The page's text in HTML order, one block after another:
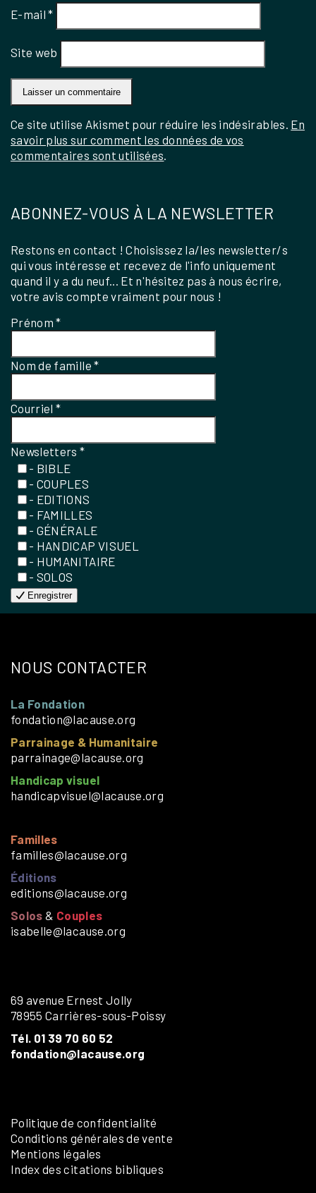
E-mail*
Site web
Ce site utilise Akismet pour réduire les indésirables. En
savoir plus sur comment les données de vos
commentaires sont utilisées
ABONNEZ-VOUS À LA NEWSLETTER
Restons en contact ! Choisissez la/les newsletter/s
qui vous intéresse et recevez de l'info uniquement
quand il y a du neuf... Et n'hésitez pas à nous écrire,
votre avis compte vraiment pour nous !
Prénom*
Nom de famille*
Courriel*
Newsletters*
- BIBLE
- COUPLES
- EDITIONS
- FAMILLES
- GÉNÉRALE
- HANDICAP VISUEL
- HUMANITAIRE
- SOLOS
Enregistrer
NOUS CONTACTER
La Fondation
fondation@lacause.org
Parrainage & Humanitaire
parrainage@lacause.org
Handicap visuel
handicapvisuel@lacause.org
Familles
familles@lacause.org
Éditions
editions@lacause.org
Solos & Couples
isabelle@lacause.org
69 avenue Ernest Jolly
78955 Carrières-sous-Poissy
Tél. 01 39 70 60 52
fondation@lacause.org
Politique de confidentialité
Conditions générales de vente
Mentions légales
Index des citations bibliques